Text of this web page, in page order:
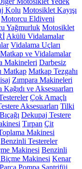
Kolu Motosiklet Kayışı
Motorcu Eldiveni
Yağmurluk Motosiklet
Akülü Vidalamalar
Vidalama Uçları
ve Vidalamalar
Makineleri Darbesiz
Matkap Matkap Tezgahı
Zımpara Makineleri
Kağıdı ve Aksesuarları
Çok Amaçlı
Aksesuarları Tilki
Dekupaj Testere
Tırpan Çit
Makinesi
Benzinli Testereler
Makinesi Benzinli
Makinesi Kenar
Pompa Santrifüj